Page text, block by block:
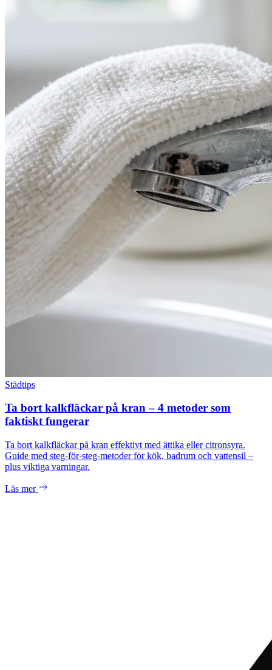
Städtips
Ta bort kalkfläckar på kran – 4 metoder som
faktiskt fungerar
Ta bort kalkfläckar på kran effektivt med ättika eller citronsyra.
Guide med steg-för-steg-metoder för kök, badrum och vattensil –
plus viktiga varningar.
Läs mer